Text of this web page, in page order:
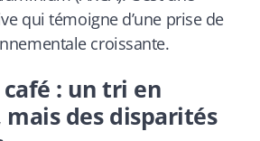
qui témoigne d’une prise de
croissante.
café : un tri en
mais des disparités